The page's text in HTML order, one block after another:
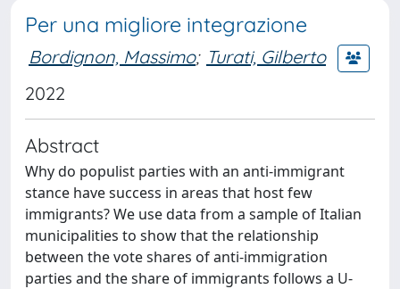
Per una migliore integrazione
Bordignon, Massimo; Turati, Gilberto
2022
Abstract
Why do populist parties with an anti-immigrant
stance have success in areas that host few
immigrants? We use data from a sample of Italian
municipalities to show that the relationship
between the vote shares of anti-immigration
parties and the share of immigrants follows a U-